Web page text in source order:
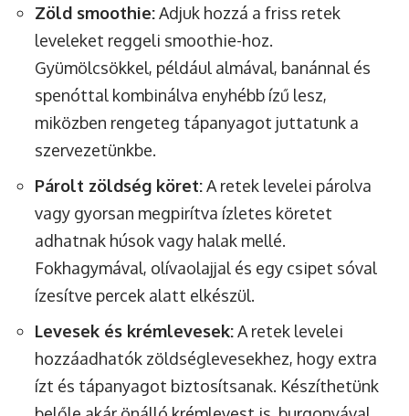
Zöld smoothie:Adjuk hozzá a friss retek
leveleket reggeli smoothie-hoz.
Gyümölcsökkel, például almával, banánnal és
spenóttal kombinálva enyhébb ízű lesz,
miközben rengeteg tápanyagot juttatunk a
szervezetünkbe.
Párolt zöldség köret:A retek levelei párolva
vagy gyorsan megpirítva ízletes köretet
adhatnak húsok vagy halak mellé.
Fokhagymával, olívaolajjal és egy csipet sóval
ízesítve percek alatt elkészül.
Levesek és krémlevesek:A retek levelei
hozzáadhatók zöldséglevesekhez, hogy extra
ízt és tápanyagot biztosítsanak. Készíthetünk